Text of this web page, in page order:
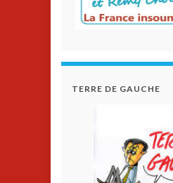
TERRE DE GAUCHE